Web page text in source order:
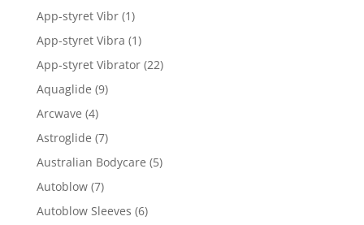
App-styret Vibr (1)
App-styret Vibra (1)
App-styret Vibrator (22)
Aquaglide (9)
Arcwave (4)
Astroglide (7)
Australian Bodycare (5)
Autoblow (7)
Autoblow Sleeves (6)